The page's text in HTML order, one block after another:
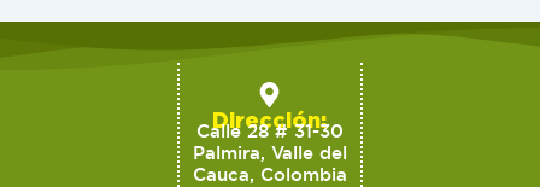
Dirección:
Calle 28 # 31-30
Palmira, Valle del
Cauca, Colombia